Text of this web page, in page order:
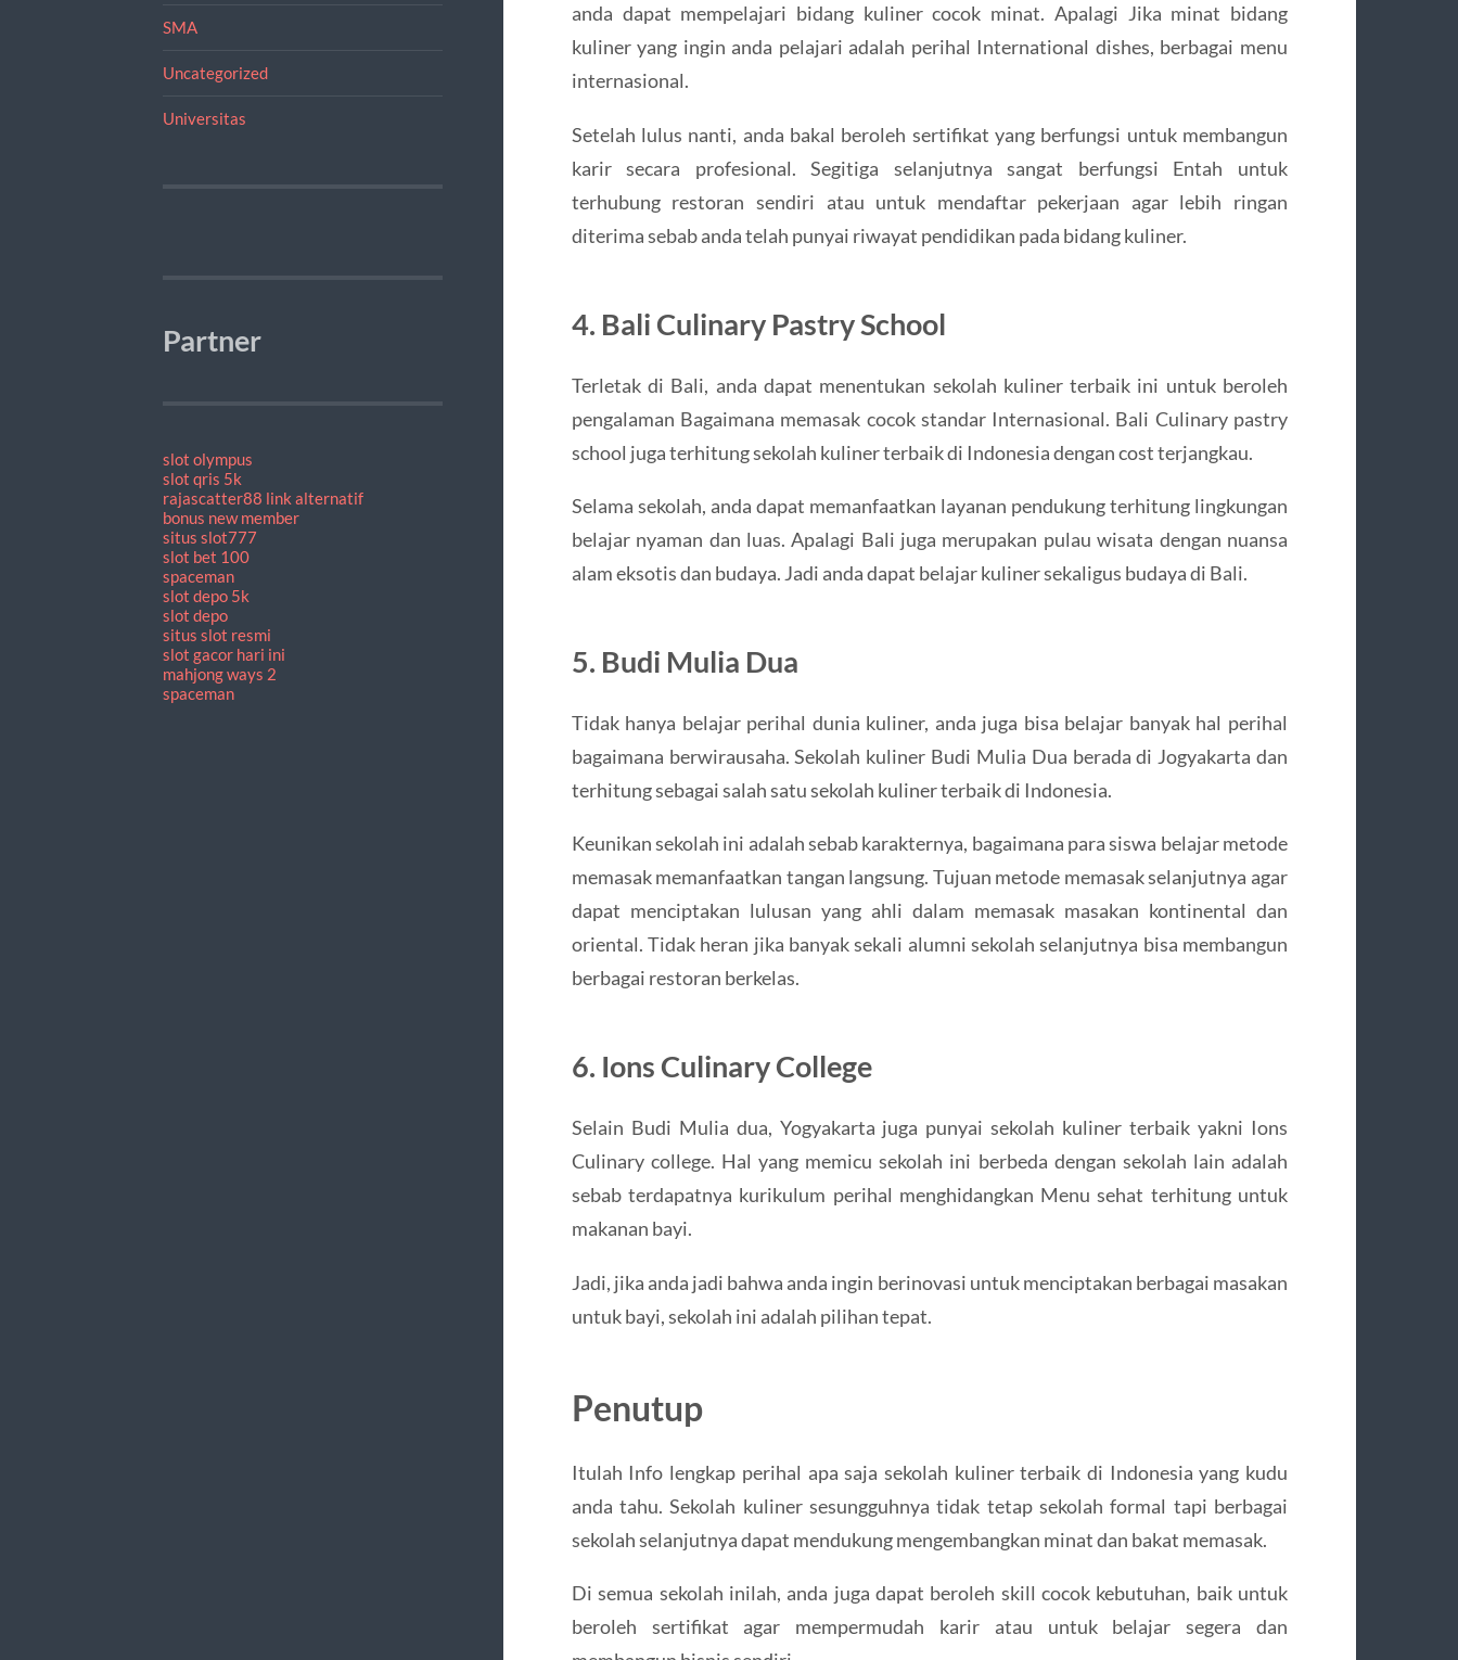
SMA
Uncategorized
Universitas
Partner
slot olympus
slot qris 5k
rajascatter88 link alternatif
bonus new member
situs slot777
slot bet 100
spaceman
slot depo 5k
slot depo
situs slot resmi
slot gacor hari ini
mahjong ways 2
spaceman
anda dapat mempelajari bidang kuliner cocok minat. Apalagi Jika minat bidang
kuliner yang ingin anda pelajari adalah perihal International dishes, berbagai menu
internasional.
Setelah lulus nanti, anda bakal beroleh sertifikat yang berfungsi untuk membangun
karir secara profesional. Segitiga selanjutnya sangat berfungsi Entah untuk
terhubung restoran sendiri atau untuk mendaftar pekerjaan agar lebih ringan
diterima sebab anda telah punyai riwayat pendidikan pada bidang kuliner.
4. Bali Culinary Pastry School
Terletak di Bali, anda dapat menentukan sekolah kuliner terbaik ini untuk beroleh
pengalaman Bagaimana memasak cocok standar Internasional. Bali Culinary pastry
school juga terhitung sekolah kuliner terbaik di Indonesia dengan cost terjangkau.
Selama sekolah, anda dapat memanfaatkan layanan pendukung terhitung lingkungan
belajar nyaman dan luas. Apalagi Bali juga merupakan pulau wisata dengan nuansa
alam eksotis dan budaya. Jadi anda dapat belajar kuliner sekaligus budaya di Bali.
5. Budi Mulia Dua
Tidak hanya belajar perihal dunia kuliner, anda juga bisa belajar banyak hal perihal
bagaimana berwirausaha. Sekolah kuliner Budi Mulia Dua berada di Jogyakarta dan
terhitung sebagai salah satu sekolah kuliner terbaik di Indonesia.
Keunikan sekolah ini adalah sebab karakternya, bagaimana para siswa belajar metode
memasak memanfaatkan tangan langsung. Tujuan metode memasak selanjutnya agar
dapat menciptakan lulusan yang ahli dalam memasak masakan kontinental dan
oriental. Tidak heran jika banyak sekali alumni sekolah selanjutnya bisa membangun
berbagai restoran berkelas.
6. Ions Culinary College
Selain Budi Mulia dua, Yogyakarta juga punyai sekolah kuliner terbaik yakni Ions
Culinary college. Hal yang memicu sekolah ini berbeda dengan sekolah lain adalah
sebab terdapatnya kurikulum perihal menghidangkan Menu sehat terhitung untuk
makanan bayi.
Jadi, jika anda jadi bahwa anda ingin berinovasi untuk menciptakan berbagai masakan
untuk bayi, sekolah ini adalah pilihan tepat.
Penutup
Itulah Info lengkap perihal apa saja sekolah kuliner terbaik di Indonesia yang kudu
anda tahu. Sekolah kuliner sesungguhnya tidak tetap sekolah formal tapi berbagai
sekolah selanjutnya dapat mendukung mengembangkan minat dan bakat memasak.
Di semua sekolah inilah, anda juga dapat beroleh skill cocok kebutuhan, baik untuk
beroleh sertifikat agar mempermudah karir atau untuk belajar segera dan